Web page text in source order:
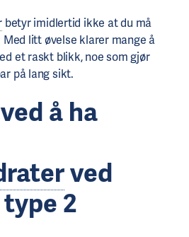
betyr imidlertid ikke at du må
litt øvelse klarer mange å
et raskt blikk, noe som gjør
på lang sikt.
å ha
ved
2